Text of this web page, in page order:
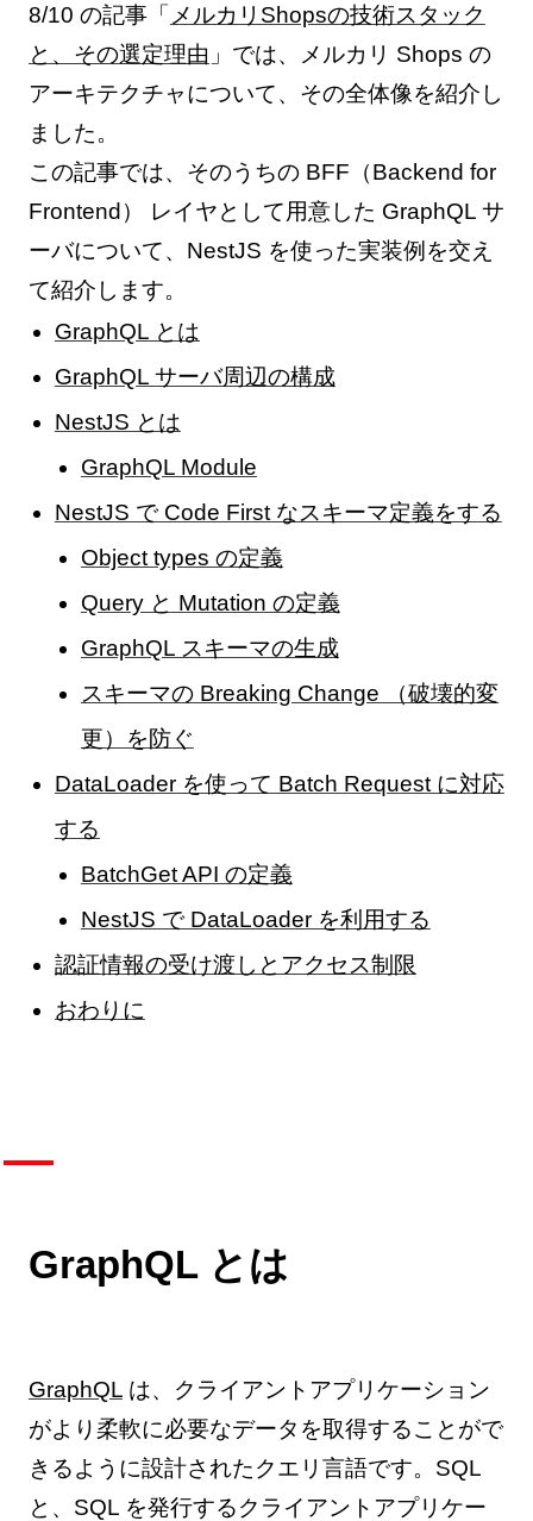
8/10 の記事「 メルカリShopsの技術スタック
と、その選定理由 」では、メルカリ Shops の
アーキテクチャについて、その全体像を紹介し
ました。
この記事では、そのうちの BFF（Backend for
Frontend） レイヤとして用意した GraphQL サ
ーバについて、NestJS を使った実装例を交え
て紹介します。
GraphQL とは
GraphQL サーバ周辺の構成
NestJS とは
GraphQL Module
NestJS で Code First なスキーマ定義をする
Object types の定義
Query と Mutation の定義
GraphQL スキーマの生成
スキーマの Breaking Change （破壊的変
更）を防ぐ
DataLoader を使って Batch Request に対応
する
BatchGet API の定義
NestJS で DataLoader を利用する
認証情報の受け渡しとアクセス制限
おわりに
GraphQL とは
GraphQLは、クライアントアプリケーション
がより柔軟に必要なデータを取得することがで
きるように設計されたクエリ言語です。SQL
と、SQL を発行するクライアントアプリケー